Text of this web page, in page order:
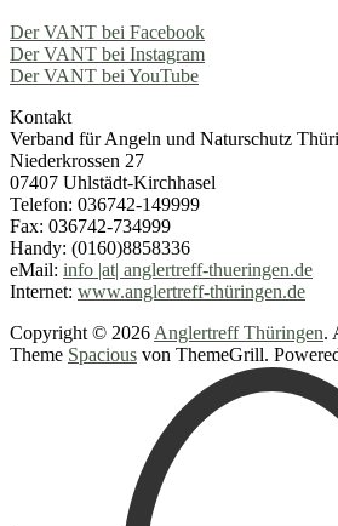
Der VANT bei Facebook
Der VANT bei Instagram
Der VANT bei YouTube
Kontakt
Verband für Angeln und Naturschutz
Niederkrossen 27
07407 Uhlstädt-Kirchhasel
Telefon: 036742-149999
Fax: 036742-734999
Handy: (0160)8858336
eMail: info |at| anglertreff-thueringen.de
Internet: www.anglertreff-thüringen.de
Copyright © 2026 Anglertreff Thüringen.
Theme Spacious von ThemeGrill.